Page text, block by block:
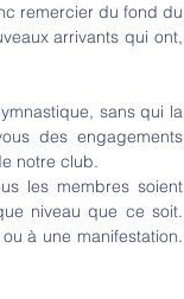
remercier du fond du
arrivants qui ont,
sans qui la
des engagements
notre club.
les membres soient
niveau que ce soit.
à une manifestation.